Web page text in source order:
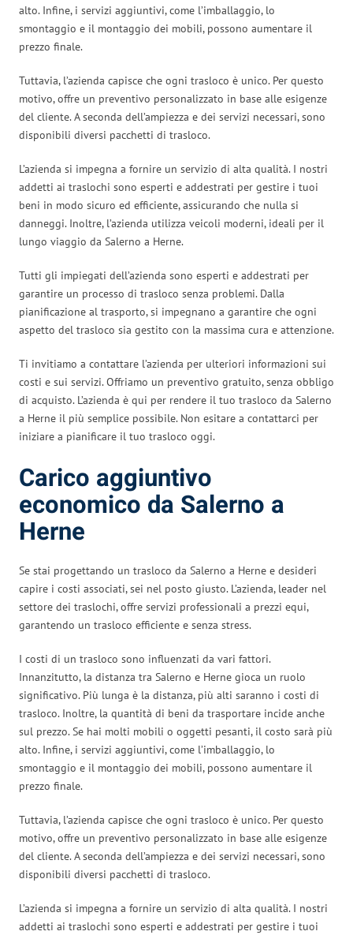
alto. Infine, i servizi aggiuntivi, come l’imballaggio, lo
smontaggio e il montaggio dei mobili, possono aumentare il
prezzo finale.
Tuttavia, l’azienda capisce che ogni trasloco è unico. Per questo
motivo, offre un preventivo personalizzato in base alle esigenze
del cliente. A seconda dell’ampiezza e dei servizi necessari, sono
disponibili diversi pacchetti di trasloco.
L’azienda si impegna a fornire un servizio di alta qualità. I nostri
addetti ai traslochi sono esperti e addestrati per gestire i tuoi
beni in modo sicuro ed efficiente, assicurando che nulla si
danneggi. Inoltre, l’azienda utilizza veicoli moderni, ideali per il
lungo viaggio da Salerno a Herne.
Tutti gli impiegati dell’azienda sono esperti e addestrati per
garantire un processo di trasloco senza problemi. Dalla
pianificazione al trasporto, si impegnano a garantire che ogni
aspetto del trasloco sia gestito con la massima cura e attenzione.
Ti invitiamo a contattare l’azienda per ulteriori informazioni sui
costi e sui servizi. Offriamo un preventivo gratuito, senza obbligo
di acquisto. L’azienda è qui per rendere il tuo trasloco da Salerno
a Herne il più semplice possibile. Non esitare a contattarci per
iniziare a pianificare il tuo trasloco oggi.
Carico aggiuntivo
economico da Salerno a
Herne
Se stai progettando un trasloco da Salerno a Herne e desideri
capire i costi associati, sei nel posto giusto. L’azienda, leader nel
settore dei traslochi, offre servizi professionali a prezzi equi,
garantendo un trasloco efficiente e senza stress.
I costi di un trasloco sono influenzati da vari fattori.
Innanzitutto, la distanza tra Salerno e Herne gioca un ruolo
significativo. Più lunga è la distanza, più alti saranno i costi di
trasloco. Inoltre, la quantità di beni da trasportare incide anche
sul prezzo. Se hai molti mobili o oggetti pesanti, il costo sarà più
alto. Infine, i servizi aggiuntivi, come l’imballaggio, lo
smontaggio e il montaggio dei mobili, possono aumentare il
prezzo finale.
Tuttavia, l’azienda capisce che ogni trasloco è unico. Per questo
motivo, offre un preventivo personalizzato in base alle esigenze
del cliente. A seconda dell’ampiezza e dei servizi necessari, sono
disponibili diversi pacchetti di trasloco.
L’azienda si impegna a fornire un servizio di alta qualità. I nostri
addetti ai traslochi sono esperti e addestrati per gestire i tuoi